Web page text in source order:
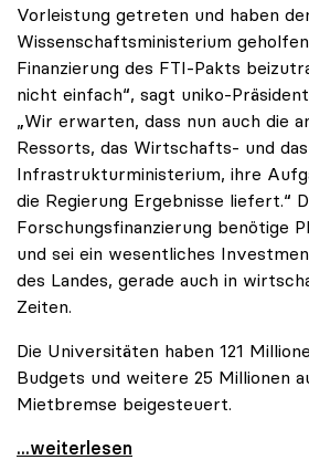
Vorleistung getreten und haben
Wissenschaftsministerium
Finanzierung des FTI-Pakts
nicht einfach“, sagt uniko-
„Wir erwarten, dass nun auch die
Ressorts, das Wirtschafts- und das
Infrastrukturministerium, ihre
die Regierung Ergebnisse liefert.“
Forschungsfinanzierung benötige
und sei ein wesentliches
des Landes, gerade auch in
Zeiten.
Die Universitäten haben 121
Budgets und weitere 25 Millionen
Mietbremse beigesteuert.
„Verzögerung unverständlich“:
...weiterlesen